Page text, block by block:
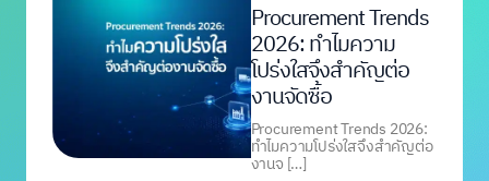
Procurement Trends
2026: ทำไมความ
โปร่งใสจึงสำคัญต่อ
งานจัดซื้อ
Procurement Trends 2026:
ทำไมความโปร่งใสจึงสำคัญต่อ
งานจ […]